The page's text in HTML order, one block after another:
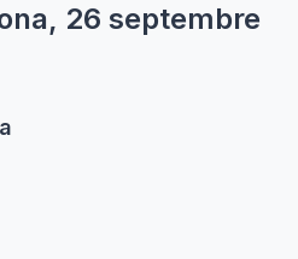
26 septembre